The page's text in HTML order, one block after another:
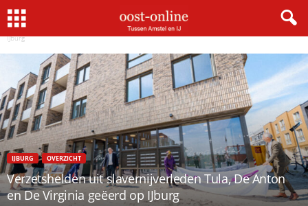
Home
Verzetshelden uit slavernijverleden Tula, De Anton en De Virginia geëerd op
IJburg
IJBURG OVERZICHT
Verzetshelden uit slavernijverleden Tula, De Anton
en De Virginia geëerd op IJburg